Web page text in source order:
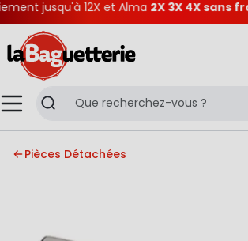
jusqu'à 12X et Alma2X 3X 4X sans frais
MenuRecherche
Pièces Détachées